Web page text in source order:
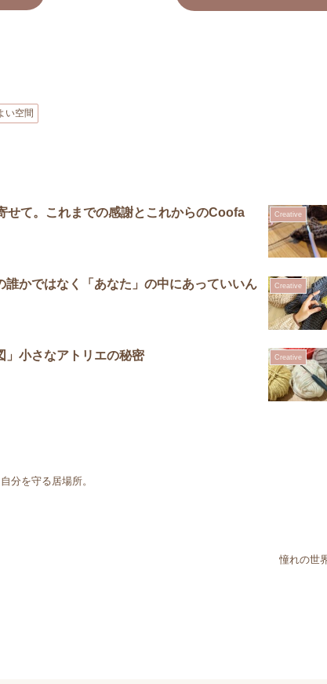
い空間
せて。これまでの感謝とこれからのCoofa Creative
誰かではなく「あなた」の中にあっていいん
Creative
」小さなアトリエの秘密 Creative
分を守る居場所。
憧れの世